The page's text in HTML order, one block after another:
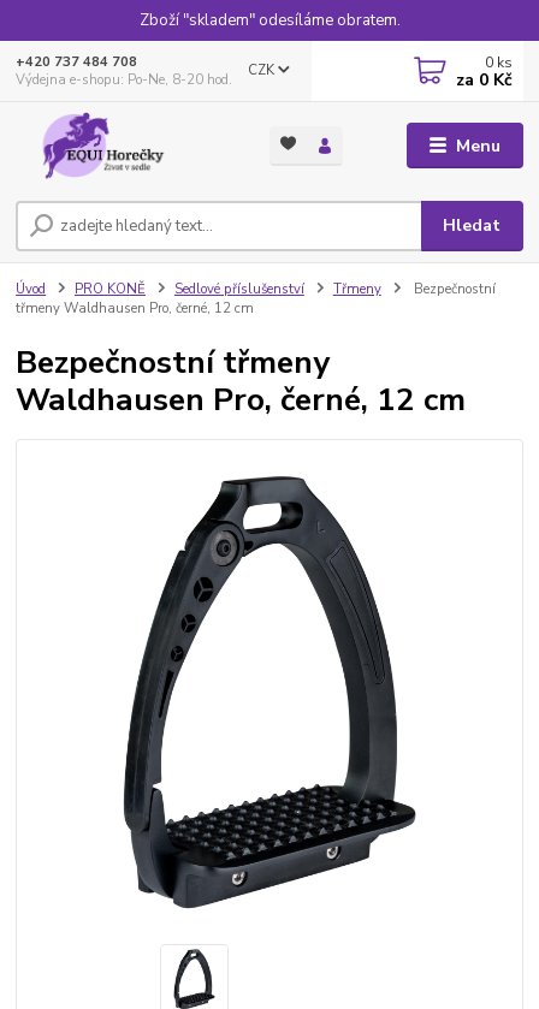
Zboží "skladem" odesíláme obratem.
Menu
CZK
Hledat
+420 737 484 708
Výdejna e-shopu: Po-Ne, 8-20 hod.
0 ks
za 0 Kč
Úvod PRO KONĚ Sedlové příslušenství Třmeny
Bezpečnostní
třmeny Waldhausen Pro, černé, 12 cm
Bezpečnostní třmeny
Waldhausen Pro, černé, 12 cm